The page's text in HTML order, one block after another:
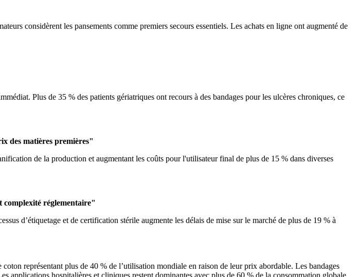
considèrent les pansements comme premiers secours essentiels. Les achats en ligne ont augmenté de
Plus de 35 % des patients gériatriques ont recours à des bandages pour les ulcères chroniques, ce
des matières premières"
de la production et augmentant les coûts pour l'utilisateur final de plus de 15 % dans diverses
complexité réglementaire"
d’étiquetage et de certification stérile augmente les délais de mise sur le marché de plus de 19 % à
représentant plus de 40 % de l’utilisation mondiale en raison de leur prix abordable. Les bandages